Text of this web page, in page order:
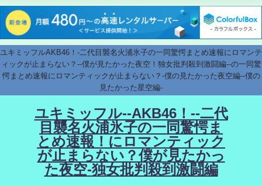
ユキミッフルAKB46！-二代目襲名火浦氷子の一同驚愕まとめ速報にロマンテ
ィックが止まらない？--僕が見たかった夜空！独女批判殺到激闘編--の一同驚
愕まとめ速報にロマンティックが止まらない？-僕の見たかった夜空編--僕の
見たかった星空編-
ユキミッフル--AKB46！--二代
目襲名火浦氷子の一同驚愕ま
とめ速報！にロマンティック
が止まらない？僕が見たかっ
た夜空-独女批判殺到激闘編